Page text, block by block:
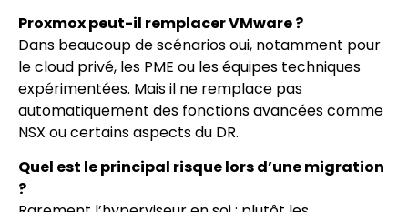
Proxmox peut-il remplacer VMware ?
Dans beaucoup de scénarios oui, notamment pour
le cloud privé, les PME ou les équipes techniques
expérimentées. Mais il ne remplace pas
automatiquement des fonctions avancées comme
NSX ou certains aspects du DR.
Quel est le principal risque lors d’une migration
?